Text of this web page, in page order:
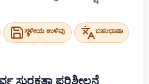
ಸ್ಥಳೀಯ ಉಳಿವು ಬಹುಭಾಷಾ
ಸುರಕ್ಷತಾ ಪರಿಶೀಲನೆ